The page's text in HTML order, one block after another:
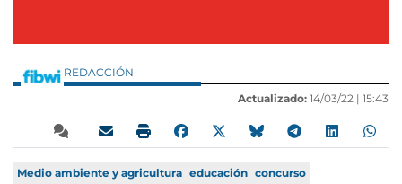
REDACCIÓN
Actualizado: 14/03/22 | 15:43
Medio ambiente y agricultura educación concurso